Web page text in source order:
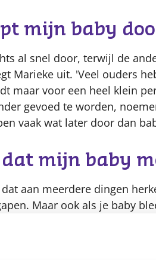
mijn baby
al snel door, terwijl de
Marieke uit. 'Veel ouders
maar voor een heel klein
gevoed te worden,
vaak wat later door dan
dat mijn baby
aan meerdere dingen
Maar ook als je baby